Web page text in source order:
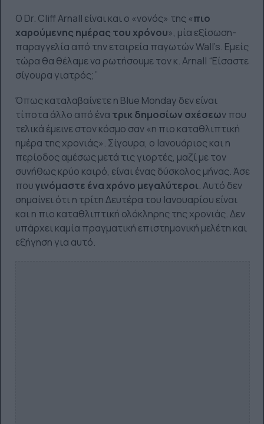
O Dr. Cliff Arnall είναι και ο «νονός» της «πιο
χαρούμενης ημέρας του χρόνου», μία εξίσωση-
παραγγελία από την εταιρεία παγωτών Wall’s. Εμείς
τώρα θα θέλαμε να ρωτήσουμε τον κ. Arnall “Είσαστε
σίγουρα γιατρός;”
Όπως καταλαβαίνετε η Blue Monday δεν είναι
τίποτα άλλο από ένα τρικ δημοσίων σχέσεων που
τελικά έμεινε στον κόσμο σαν «η πιο καταθλιπτική
ημέρα της χρονιάς». Σίγουρα, ο Ιανουάριος και η
περίοδος αμέσως μετά τις γιορτές, μαζί με τον
συνήθως κρύο καιρό, είναι ένας δύσκολος μήνας. Άσε
πουγινόμαστε ένα χρόνο μεγαλύτεροι. Αυτό δεν
σημαίνει ότι η τρίτη Δευτέρα του Ιανουαρίου είναι
και η πιο καταθλιπτική ολόκληρης της χρονιάς. Δεν
υπάρχει καμία πραγματική επιστημονική μελέτη και
εξήγηση για αυτό.